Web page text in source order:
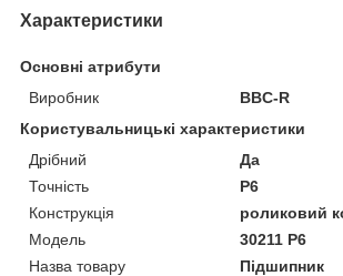
Характеристики
Основні атрибути
Виробник
BBC-R
Користувальницькі характеристики
Дрібний
Да
Точність
P6
Конструкція
роликовий
Мoдель
30211 P6
Назва товару
Підшипник